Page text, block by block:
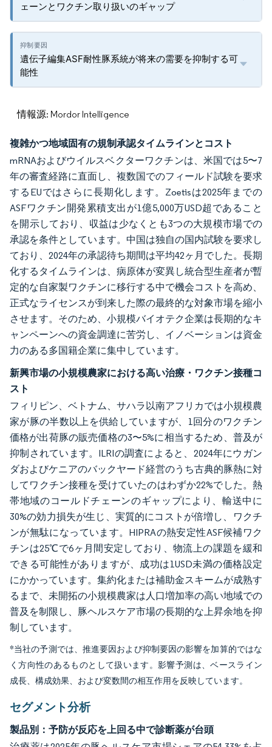
ェーンとワクチン取り扱いのギャップ
遺伝子編集ASF耐性豚系統が将来の需要を抑制する可
能性
情報源: Mordor Intelligence
複雑かつ地域固有の規制承認タイムラインとコスト
mRNAおよびウイルスベクターワクチンは、米国では5〜7
年の審査経路に直面し、複数国でのフィールド試験を要求
するEUではさらに長期化します。Zoetisは2025年までの
ASFワクチン開発累積支出が1億5,000万USD超であること
を開示しており、収益は少なくとも3つの大規模市場での
承認を条件としています。中国は独自の国内試験を要求し
ており、2024年の承認待ち期間は平均42ヶ月でした。長期
化するタイムラインは、病原体が変異し統合型生産者が暫
定的な自家製ワクチンに移行する中で機会コストを高め、
正式なライセンスが到来した際の最終的な対象市場を縮小
させます。そのため、小規模バイオテク企業は長期的なキ
ャンペーンへの資金調達に苦労し、イノベーションは資金
力のある多国籍企業に集中しています。
新興市場の小規模農家における高い治療・ワクチン接種コ
スト
フィリピン、ベトナム、サハラ以南アフリカでは小規模農
家が豚の半数以上を供給していますが、1回分のワクチン
価格が出荷豚の販売価格の3〜5%に相当するため、普及が
抑制されています。ILRIの調査によると、2024年にウガン
ダおよびケニアのバックヤード経営のうち古典的豚熱に対
してワクチン接種を受けていたのはわずか22%でした。熱
帯地域のコールドチェーンのギャップにより、輸送中に
30%の効力損失が生じ、実質的にコストが倍増し、ワクチ
ンが無駄になっています。HIPRAの熱安定性ASF候補ワク
チンは25℃で6ヶ月間安定しており、物流上の課題を緩和
できる可能性がありますが、成功は1USD未満の価格設定
にかかっています。集約化または補助金スキームが成熟す
るまで、未開拓の小規模農家は人口増加率の高い地域での
普及を制限し、豚ヘルスケア市場の長期的な上昇余地を抑
制しています。
*当社の予測では、推進要因および抑制要因の影響を加算的ではな
く方向性のあるものとして扱います。影響予測は、ベースライン
成長、構成効果、および変数間の相互作用を反映しています。
セグメント分析
製品別：予防が反応を上回る中で診断薬が台頭